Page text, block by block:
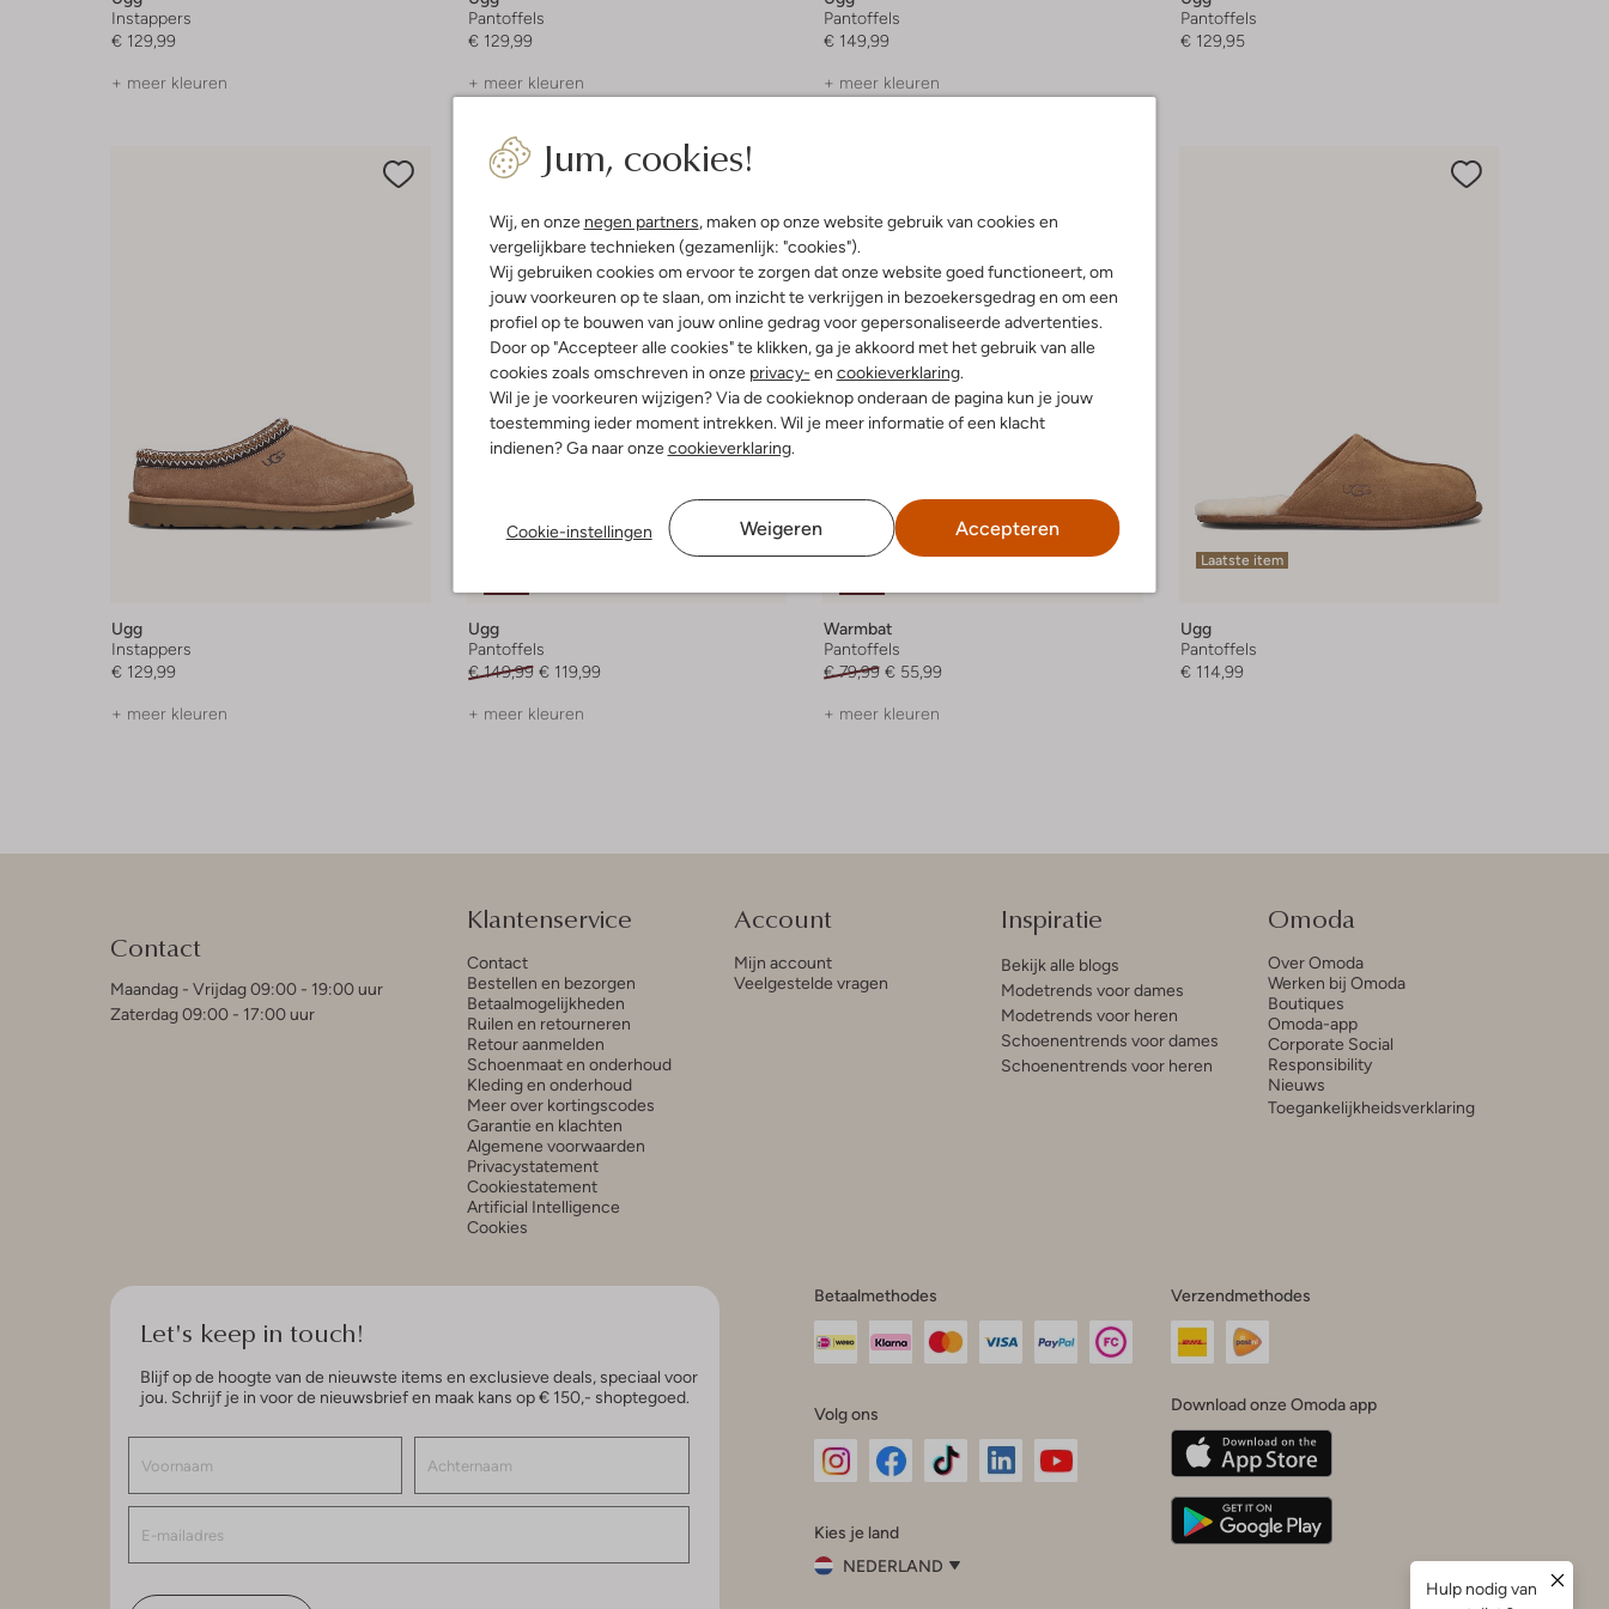
Jum, cookies!
Wij, en onze negen partners, maken op onze website gebruik van cookies en
vergelijkbare technieken (gezamenlijk: "cookies").
Wij gebruiken cookies om ervoor te zorgen dat onze website goed functioneert, om
jouw voorkeuren op te slaan, om inzicht te verkrijgen in bezoekersgedrag en om een
profiel op te bouwen van jouw online gedrag voor gepersonaliseerde advertenties.
Door op "Accepteer alle cookies" te klikken, ga je akkoord met het gebruik van alle
cookies zoals omschreven in onze privacy- en cookieverklaring.
Wil je je voorkeuren wijzigen? Via de cookieknop onderaan de pagina kun je jouw
toestemming ieder moment intrekken. Wil je meer informatie of een klacht
indienen? Ga naar onzecookieverklaring.
Cookie-instellingen Weigeren Accepteren
Instappers
€ 129,99
+ meer kleuren
Pantoffels
€ 129,99
+ meer kleuren
Pantoffels
€ 149,99
+ meer kleuren
Pantoffels
€ 129,95
Ugg
Instappers
€ 129,99
+ meer kleuren
Ugg
Pantoffels
€ 149,99 € 119,99
+ meer kleuren
Laatste item
Warmbat
Pantoffels
€ 79,99 € 55,99
+ meer kleuren
Laatste item
Ugg
Pantoffels
€ 114,99
Contact
Maandag - Vrijdag 09:00 - 19:00 uur
Zaterdag 09:00 - 17:00 uur
Klantenservice
Contact
Bestellen en bezorgen
Betaalmogelijkheden
Ruilen en retourneren
Retour aanmelden
Schoenmaat en onderhoud
Kleding en onderhoud
Meer over kortingscodes
Garantie en klachten
Algemene voorwaarden
Privacystatement
Cookiestatement
Artificial Intelligence
Cookies
Account
Mijn account
Veelgestelde vragen
Inspiratie
Bekijk alle blogs
Modetrends voor dames
Modetrends voor heren
Schoenentrends voor dames
Schoenentrends voor heren
Omoda
Over Omoda
Werken bij Omoda
Boutiques
Omoda-app
Corporate Social
Responsibility
Nieuws
Toegankelijkheidsverklaring
Let's keep in touch!
Blijf op de hoogte van de nieuwste items en exclusieve deals, speciaal voor
jou. Schrijf je in voor de nieuwsbrief en maak kans op € 150,- shoptegoed.
Betaalmethodes
Volg ons
InstagramFacebook
Kies je land
NEDERLAND
Verzendmethodes
Download onze Omoda app